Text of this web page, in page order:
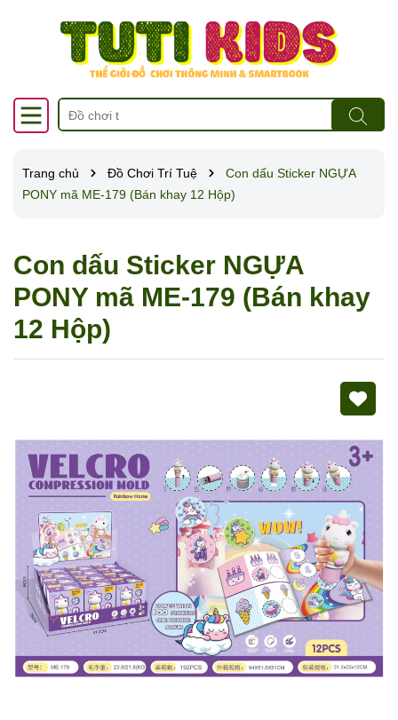
Trang chủ Đồ Chơi Trí Tuệ
Con dấu Sticker NGỰA
PONY mã ME-179 (Bán khay 12 Hộp)
Con dấu Sticker NGỰA
PONY mã ME-179 (Bán khay
12 Hộp)
Mã giảm giá:
Ngày hết hạn:
Điều kiện: